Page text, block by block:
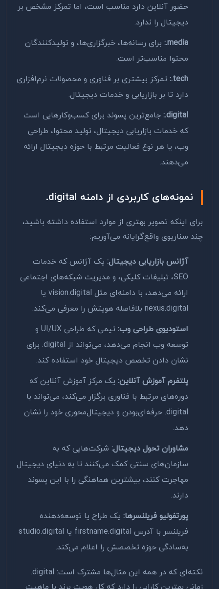
حضور آنلاین دارد مناسب است، اما تمرکز مشخص بر
دیجیتال را ندارد.
.media
: برای رسانه‌ها، خبرگزاری‌ها، و تولیدکنندگان
محتوا مناسب‌تر است.
.tech
: تمرکز بیشتری بر فناوری و محصولات نرم‌افزاری
دارد تا بر بازاریابی و خدمات دیجیتال.
.digital
: جامع‌ترین پسوند برای کسب‌وکارهایی است
که خدمات بازاریابی دیجیتال، تولید محتوا، طراحی
وب، یا هر نوع فعالیت مرتبط با حوزه دیجیتال ارائه
می‌دهند.
نمونه‌های کاربردی از دامنه .digital
برای اینکه تصویر بهتری از موارد استفاده داشته باشید،
چند سناریوی واقع‌گرایانه می‌آوریم:
آژانس بازاریابی دیجیتال: یک آژانس که خدمات
SEO، تبلیغات کلیکی، و مدیریت شبکه‌های اجتماعی
ارائه می‌دهد، با دامنه‌ای مثل vision.digital یا
nexus.digital بلافاصله هویتش را معرفی می‌کند.
استودیوی طراحی وب: تیمی که طراحی UI/UX و
توسعه وب انجام می‌دهد، می‌تواند از .digital برای
نشان دادن تخصص دیجیتال خود استفاده کند.
پلتفرم آموزش آنلاین: یک مرکز آموزش آنلاین که
دوره‌های مرتبط با فناوری برگزار می‌کند، می‌تواند با
.digital حرفه‌ای‌بودن و دیجیتال‌محوری خود را نشان
دهد.
مشاوران تحول دیجیتال: شرکت‌هایی که به
سازمان‌های سنتی کمک می‌کنند تا به دنیای دیجیتال
مهاجرت کنند، بیشترین هماهنگی را با این پسوند
دارند.
پورتفولیو فریلنسرها: یک طراح یا توسعه‌دهنده
فریلنسر با آدرس firstname.digital یا studio.digital
به‌سادگی حوزه تخصصش را اعلام می‌کند.
نکته‌ای که در همه این مثال‌ها مشترک است: .digital